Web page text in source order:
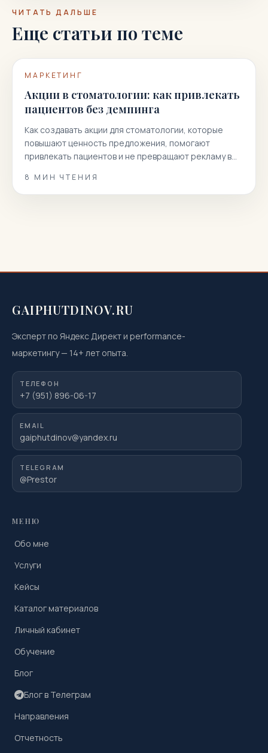
ЧИТАТЬ ДАЛЬШЕ
Еще статьи по теме
МАРКЕТИНГ
Акции в стоматологии: как привлекать
пациентов без демпинга
Как создавать акции для стоматологии, которые
повышают ценность предложения, помогают
привлекать пациентов и не превращают рекламу в
8 МИН ЧТЕНИЯ
GAIPHUTDINOV.RU
Эксперт по Яндекс Директ и performance-
маркетингу— 14+ лет опыта.
ТЕЛЕФОН
+7 (951) 896-06-17
EMAIL
gaiphutdinov@yandex.ru
TELEGRAM
@Prestor
МЕНЮ
Обо мне
Услуги
Кейсы
Каталог материалов
Личный кабинет
Обучение
Блог
Блог в Телеграм
Направления
Отчетность